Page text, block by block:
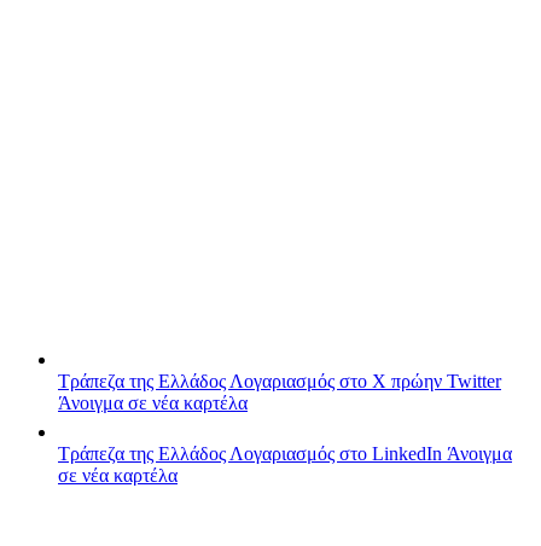
Τράπεζα της Ελλάδος Λογαριασμός στο X πρώην Twitter
Άνοιγμα σε νέα καρτέλα
Τράπεζα της Ελλάδος Λογαριασμός στο LinkedIn Άνοιγμα
σε νέα καρτέλα